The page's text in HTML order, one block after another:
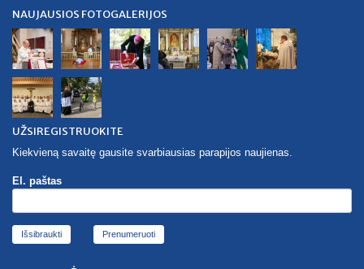
NAUJAUSIOS FOTOGALERIJOS
UŽSIREGISTRUOKITE
Kiekvieną savaitę gausite svarbiausias parapijos naujienas.
El. paštas
Išsibraukti